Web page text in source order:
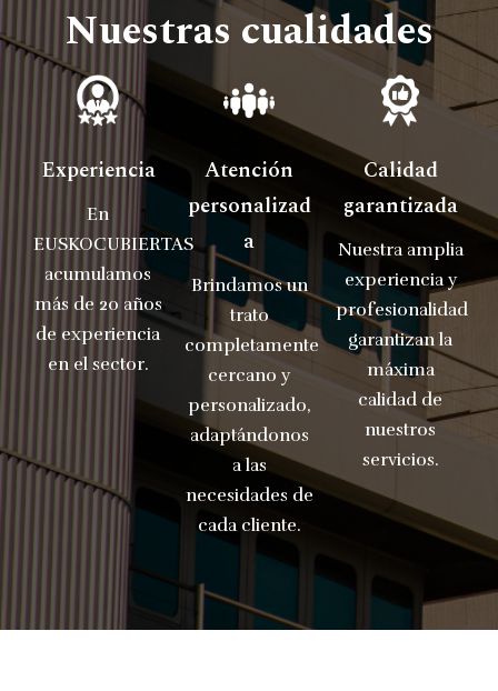
Nuestras cualidades
Experiencia
En
EUSKOCUBIERTAS
acumulamos
más de 20 años
de experiencia
en el sector.
Atención
personalizad
a
Brindamos un
trato
completamente
cercano y
personalizado,
adaptándonos
a las
necesidades de
cada cliente.
Calidad
garantizada
Nuestra amplia
experiencia y
profesionalidad
garantizan la
máxima
calidad de
nuestros
servicios.